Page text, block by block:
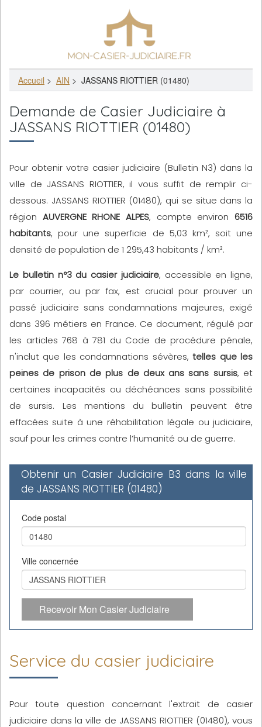
Accueil > AIN > JASSANS RIOTTIER (01480)
Demande de Casier Judiciaire à
JASSANS RIOTTIER (01480)
Pour obtenir votre casier judiciaire (Bulletin N3) dans la
ville de JASSANS RIOTTIER, il vous suffit de remplir ci-
dessous. JASSANS RIOTTIER (01480), qui se situe dans la
région AUVERGNE RHONE ALPES, compte environ 6516
habitants, pour une superficie de 5,03 km², soit une
densité de population de 1 295,43 habitants / km².
Le bulletin n°3 du casier judiciaire, accessible en ligne,
par courrier, ou par fax, est crucial pour prouver un
passé judiciaire sans condamnations majeures, exigé
dans 396 métiers en France. Ce document, régulé par
les articles 768 à 781 du Code de procédure pénale,
n'inclut que les condamnations sévères,telles que les
peines de prison de plus de deux ans sans sursis, et
certaines incapacités ou déchéances sans possibilité
de sursis. Les mentions du bulletin peuvent être
effacées suite à une réhabilitation légale ou judiciaire,
sauf pour les crimes contre l’humanité ou de guerre.
Obtenir un Casier Judiciaire B3 dans la ville
de JASSANS RIOTTIER (01480)
Code postal
Ville concernée
Recevoir Mon Casier Judiciaire
Service du casier judiciaire
Pour toute question concernant l'extrait de casier
judiciaire dans la ville de JASSANS RIOTTIER (01480), vous